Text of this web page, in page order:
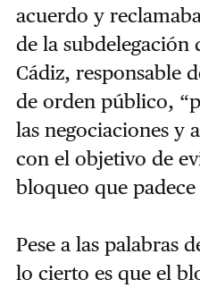
acuerdo y
de la subdelegación
Cádiz, responsable
de orden público,
las negociaciones y
con el objetivo de
bloqueo que
Pese a las palabras
lo cierto es que el